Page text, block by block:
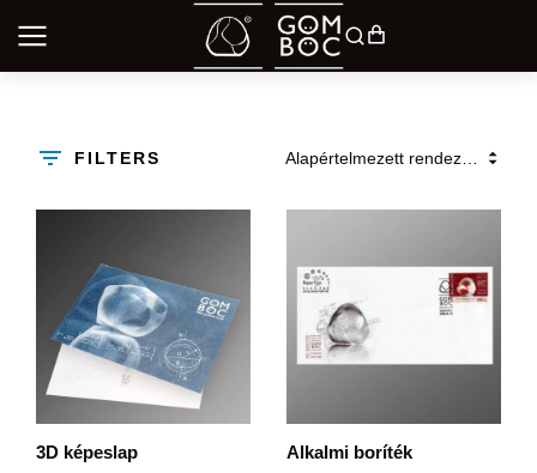
FILTERS
3D képeslap Alkalmi boríték